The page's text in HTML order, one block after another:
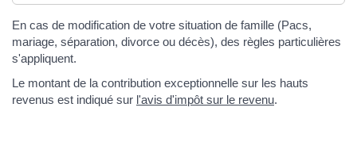
En cas de modification de votre situation de famille (Pacs,
mariage, séparation, divorce ou décès), des règles particulières
s'appliquent.
Le montant de la contribution exceptionnelle sur les hauts
revenus est indiqué sur l'avis d'impôt sur le revenu.